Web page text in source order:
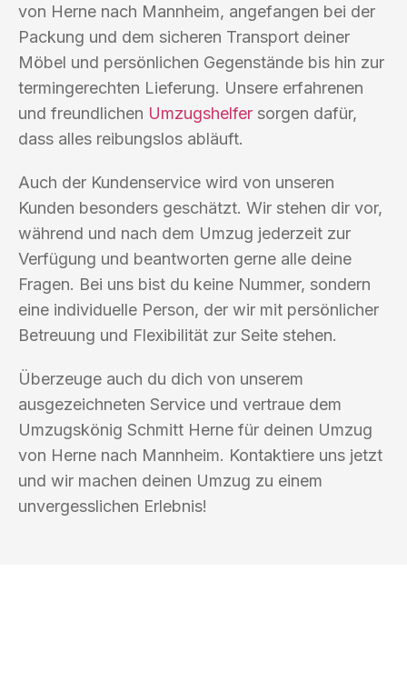
von Herne nach Mannheim, angefangen bei der
Packung und dem sicheren Transport deiner
Möbel und persönlichen Gegenstände bis hin zur
termingerechten Lieferung. Unsere erfahrenen
und freundlichen Umzugshelfer sorgen dafür,
dass alles reibungslos abläuft.
Auch der Kundenservice wird von unseren
Kunden besonders geschätzt. Wir stehen dir vor,
während und nach dem Umzug jederzeit zur
Verfügung und beantworten gerne alle deine
Fragen. Bei uns bist du keine Nummer, sondern
eine individuelle Person, der wir mit persönlicher
Betreuung und Flexibilität zur Seite stehen.
Überzeuge auch du dich von unserem
ausgezeichneten Service und vertraue dem
Umzugskönig Schmitt Herne für deinen Umzug
von Herne nach Mannheim. Kontaktiere uns jetzt
und wir machen deinen Umzug zu einem
unvergesslichen Erlebnis!